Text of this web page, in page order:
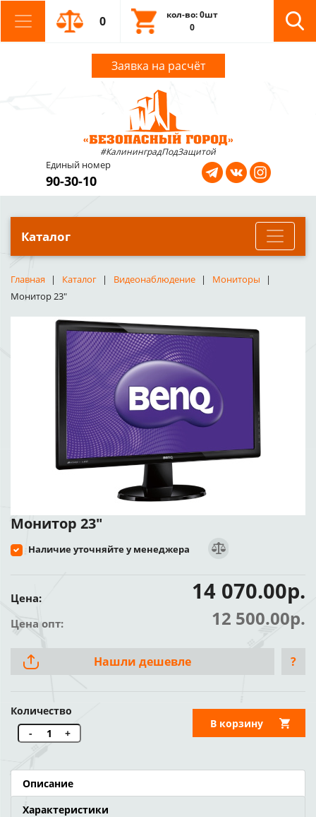
0
кол-во: 0шт
0
Заявка на расчёт
#КалининградПодЗащитой
Единый номер
90-30-10
Каталог
Главная Каталог Видеонаблюдение
Мониторы
Монитор 23"
Монитор 23"
Наличие уточняйте у менеджера
Цена: 14 070.00р.
Цена опт: 12 500.00р.
Нашли дешевле ?
Количество
-
+
В корзину
Описание
Характеристики